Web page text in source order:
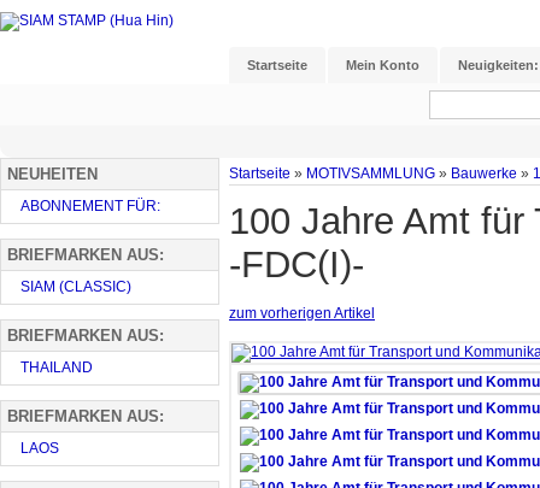
Startseite Mein Konto Neuigkeiten:
Startseite » MOTIVSAMMLUNG » Bauwerke »
100 Jahre Amt
-FDC(I)-
zum vorherigen Artikel
NEUHEITEN
ABONNEMENT FÜR:
BRIEFMARKEN AUS:
SIAM (CLASSIC)
BRIEFMARKEN AUS:
THAILAND
BRIEFMARKEN AUS:
LAOS